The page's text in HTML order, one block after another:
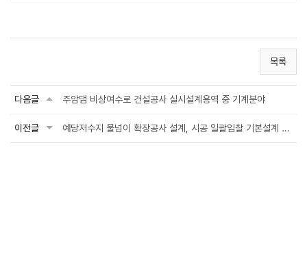
목록
다음글 주암댐 비상여수로 건설공사 실시설계용역 중 기계분야
이전글 예당저수지 물넘이 확장공사 설계, 시공 일괄입찰 기본설계 용역